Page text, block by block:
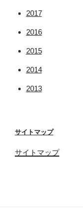
2017
2016
2015
2014
2013
サイトマップ
サイトマップ